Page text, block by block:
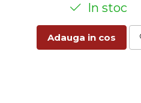
In stoc
Adauga in cos